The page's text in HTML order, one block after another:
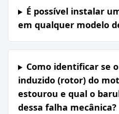
É possível instalar
em qualquer modelo
Como identificar se
induzido (rotor) do
estourou e qual o
dessa falha mecânica?